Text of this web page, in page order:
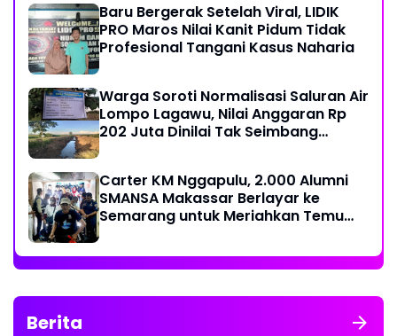
Baru Bergerak Setelah Viral, LIDIK
PRO Maros Nilai Kanit Pidum Tidak
Profesional Tangani Kasus Naharia
Warga Soroti Normalisasi Saluran Air
Lompo Lagawu, Nilai Anggaran Rp
202 Juta Dinilai Tak Seimbang
Carter KM Nggapulu, 2.000 Alumni
SMANSA Makassar Berlayar ke
Semarang untuk Meriahkan Temu
Berita